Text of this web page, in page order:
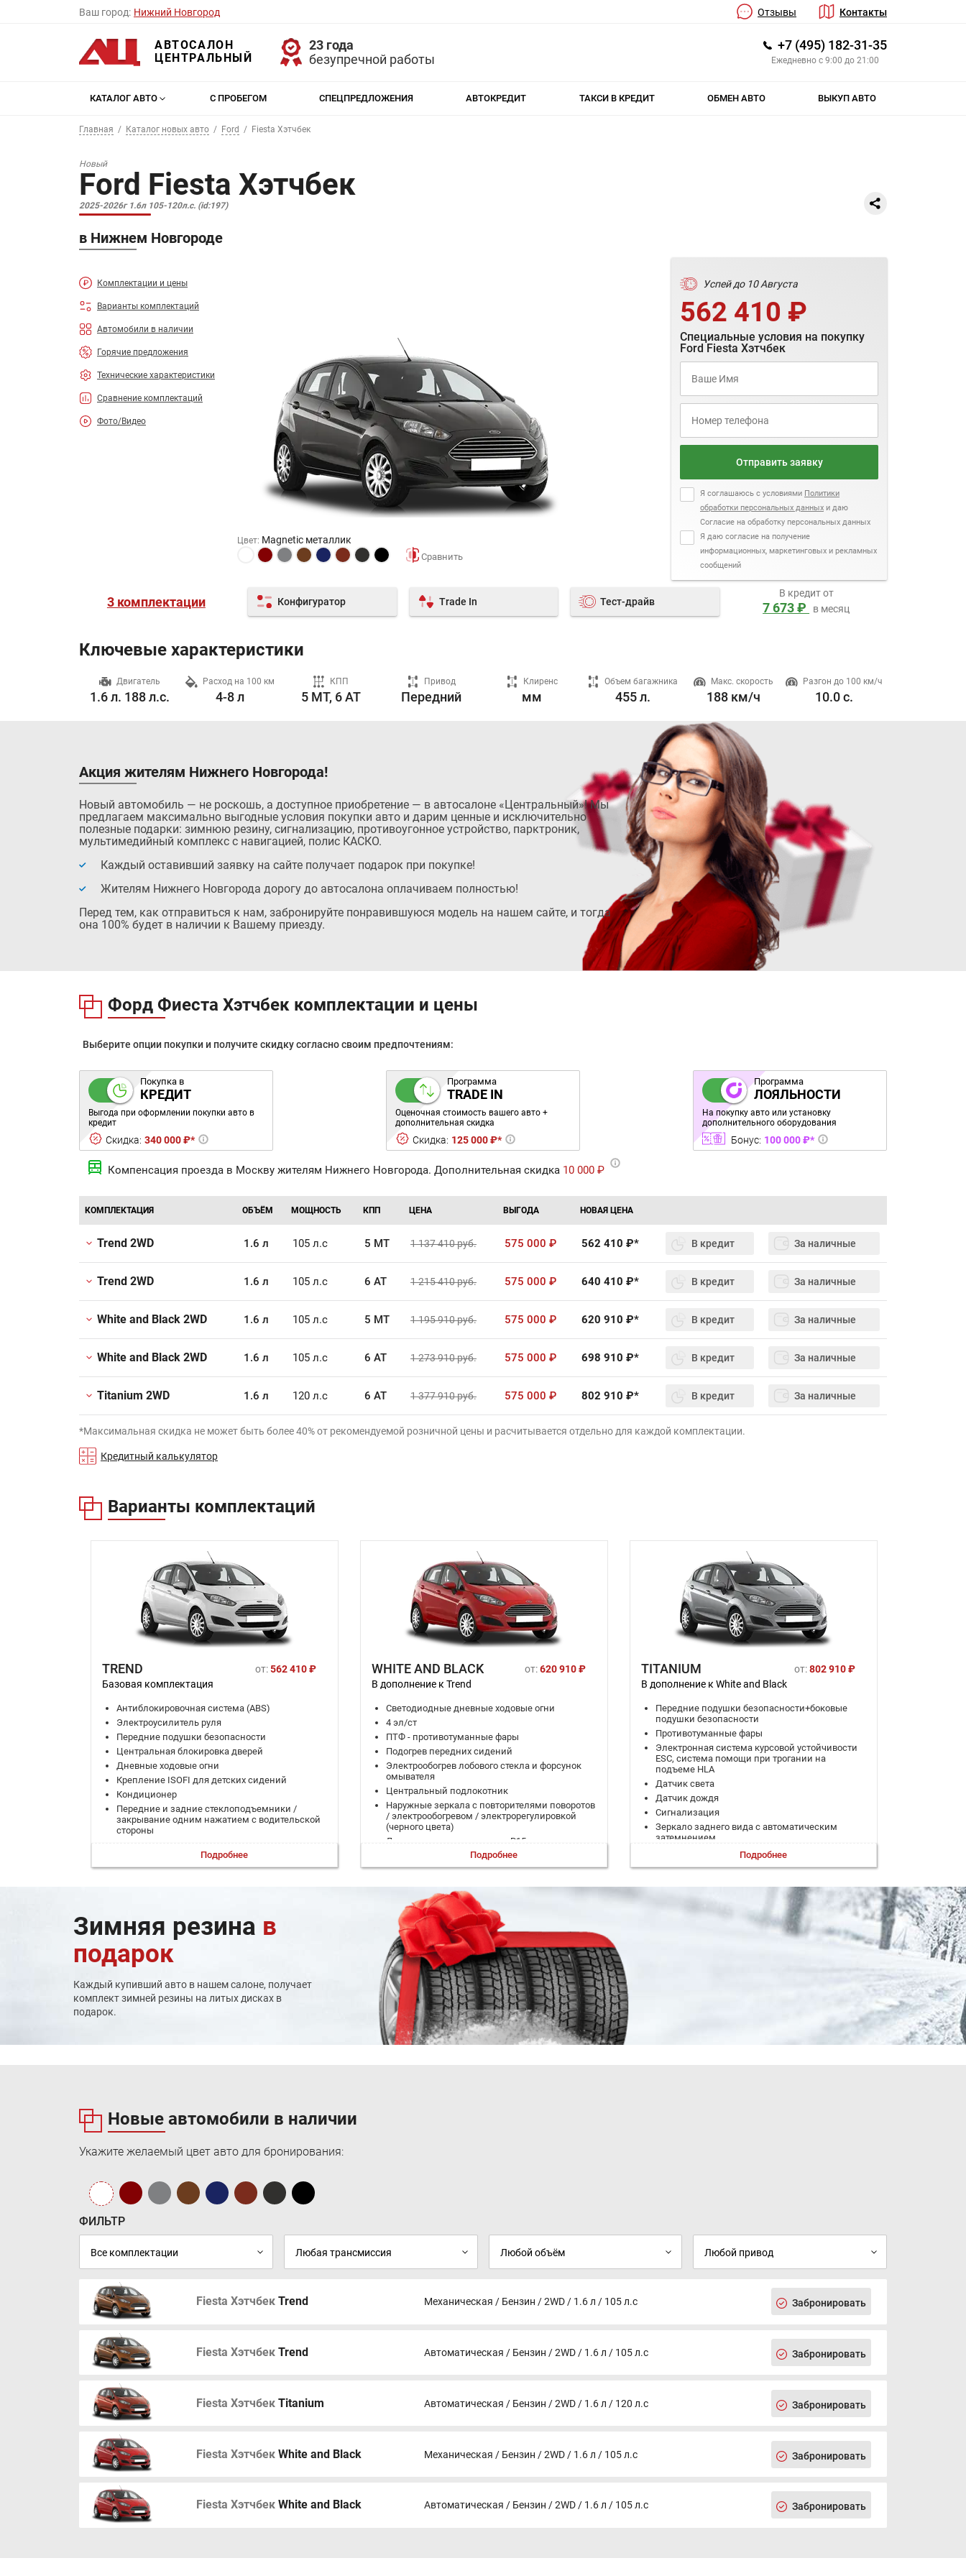
Ваш город: Нижний Новгород Отзывы Контакты
АВТОСАЛОН
ЦЕНТРАЛЬНЫЙ
23 года
безупречной работы
+7 (495) 182-31-35
Ежедневно с 9:00 до 21:00
КАТАЛОГ АВТО С ПРОБЕГОМ СПЕЦПРЕДЛОЖЕНИЯ АВТОКРЕДИТ ТАКСИ В КРЕДИТ ОБМЕН АВТО ВЫКУП АВТО
Главная Каталог новых авто Ford Fiesta Хэтчбек
Новый
Ford Fiesta Хэтчбек
2025-2026г 1.6л 105-120л.с. (id:197)
в Нижнем Новгороде
Комплектации и цены
Варианты комплектаций
Автомобили в наличии
Горячие предложения
Технические характеристики
Сравнение комплектаций
Фото/Видео
Цвет: Magnetic металлик
Успей до 10 Августа
562 410 ₽
Специальные условия на покупку
Ford Fiesta Хэтчбек
Отправить заявку
Я соглашаюсь с условиями Политики
обработки персональных данных и даю
Согласие на обработку персональных данных
Я даю согласие на получение
информационных, маркетинговых и рекламных
сообщений
3 комплектации Конфигуратор Trade In Тест-драйв
В кредит от
7 673 ₽ в месяц
Ключевые характеристики
Двигатель
1.6 л. 188 л.с.
Расход на 100 км
4-8 л
КПП
5 MT, 6 AT
Привод
Передний
Клиренс
мм
Объем багажника
455 л.
Макс. скорость
188 км/ч
Разгон до 100 км/ч
10.0 с.
Акция жителям Нижнего Новгорода!
Новый автомобиль — не роскошь, а доступное приобретение — в автосалоне «Центральный»! Мы
предлагаем максимально выгодные условия покупки авто и дарим ценные и исключительно
полезные подарки: зимнюю резину, сигнализацию, противоугонное устройство, парктроник,
мультимедийный комплекс с навигацией, полис КАСКО.
Каждый оставивший заявку на сайте получает подарок при покупке!
Жителям Нижнего Новгорода дорогу до автосалона оплачиваем полностью!
Перед тем, как отправиться к нам, забронируйте понравившуюся модель на нашем сайте, и тогда
она 100% будет в наличии к Вашему приезду.
Форд Фиеста Хэтчбек комплектации и цены
Выберите опции покупки и получите скидку согласно своим предпочтениям:
Покупка в
КРЕДИТ
Выгода при оформлении покупки авто в
кредит
Скидка: 340 000 ₽*
Программа
TRADE IN
Оценочная стоимость вашего авто +
дополнительная скидка
Скидка: 125 000 ₽*
Программа
ЛОЯЛЬНОСТИ
На покупку авто или установку
дополнительного оборудования
Бонус: 100 000 ₽*
Компенсация проезда в Москву жителям Нижнего Новгорода. Дополнительная скидка 10 000 ₽
КОМПЛЕКТАЦИЯ ОБЪЁМ МОЩНОСТЬ КПП ЦЕНА ВЫГОДА НОВАЯ ЦЕНА
Trend 2WD 1.6 л 105 л.с 5 MT 1 137 410руб. 575 000 ₽ 562 410 ₽* В кредит За наличные
Trend 2WD 1.6 л 105 л.с 6 AT 1 215 410руб. 575 000 ₽ 640 410 ₽* В кредит За наличные
White and Black 2WD 1.6 л 105 л.с 5 MT 1 195 910руб. 575 000 ₽ 620 910 ₽* В кредит За наличные
White and Black 2WD 1.6 л 105 л.с 6 AT 1 273 910руб. 575 000 ₽ 698 910 ₽* В кредит За наличные
Titanium 2WD 1.6 л 120 л.с 6 AT 1 377 910руб. 575 000 ₽ 802 910 ₽* В кредит За наличные
*Максимальная скидка не может быть более 40% от рекомендуемой розничной цены и расчитывается отдельно для каждой комплектации.
Кредитный калькулятор
Варианты комплектаций
TREND от:562 410 ₽
Базовая комплектация
Антиблокировочная система (ABS)
Электроусилитель руля
Передние подушки безопасности
Центральная блокировка дверей
Дневные ходовые огни
Крепление ISOFI для детских сидений
Кондиционер
Передние и задние стеклоподъемники /
закрывание одним нажатием с водительской
стороны
с дистанционным управлением на руле,
двухстрочный монохромный дисплей, USB-
Задние сиденья, складывающиеся в
соотношении 60:40
рулевая колонка
Наружные зеркала с указателями
повторителями поворотов / подогревом / (в
цвет кузова)
Система My Key
Полноразмерное запасное колесо
Передние и задние ковролиновые коврики
Подробнее
WHITE AND BLACK от:620 910 ₽
В дополнение к Trend
Светодиодные дневные ходовые огни
4 эл/ст
ПТФ - противотуманные фары
Подогрев передних сидений
Электрообогрев лобового стекла и форсунок
омывателя
Центральный подлокотник
Наружные зеркала с повторителями поворотов
/ электрообогревом / электрорегулировкой
(черного цвета)
Литые диски черного цвета R15
Подробнее
TITANIUM от:802 910 ₽
В дополнение к White and Black
Передние подушки безопасности+боковые
подушки безопасности
Противотуманные фары
Электронная система курсовой устойчивости
ESC, система помощи при трогании на
подъеме HLA
Датчик света
Датчик дождя
Сигнализация
Зеркало заднего вида с автоматическим
затемнением
Дистанционное центральное запирание
Климат-контроль
Рулевое колесо с кожаной отделкой
Наружные зеркала с указателями
повторителями поворотов / подогревом / (в
Подробнее
Зимняя резина в
подарок
Каждый купивший авто в нашем салоне, получает
комплект зимней резины на литых дисках в
подарок.
Новые автомобили в наличии
Укажите желаемый цвет авто для бронирования:
ФИЛЬТР
Fiesta Хэтчбек Trend Механическая / Бензин / 2WD / 1.6 л / 105 л.с Забронировать
Fiesta Хэтчбек Trend Автоматическая / Бензин / 2WD / 1.6 л / 105 л.с Забронировать
Fiesta Хэтчбек Titanium Автоматическая / Бензин / 2WD / 1.6 л / 120 л.с Забронировать
Fiesta Хэтчбек White and Black Механическая / Бензин / 2WD / 1.6 л / 105 л.с Забронировать
Fiesta Хэтчбек White and Black Автоматическая / Бензин / 2WD / 1.6 л / 105 л.с Забронировать